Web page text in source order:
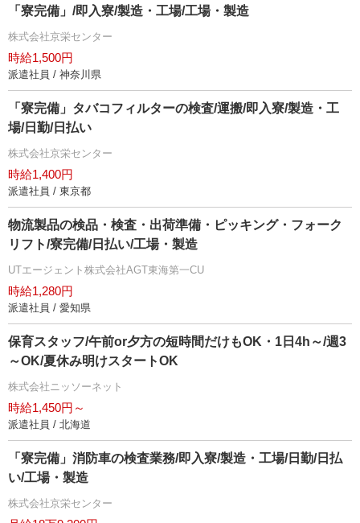
「寮完備」/即入寮/製造・工場/工場・製造
株式会社京栄センター
時給1,500円
派遣社員 / 神奈川県
「寮完備」タバコフィルターの検査/運搬/即入寮/製造・工
場/日勤/日払い
株式会社京栄センター
時給1,400円
派遣社員 / 東京都
物流製品の検品・検査・出荷準備・ピッキング・フォーク
リフト/寮完備/日払い/工場・製造
UTエージェント株式会社AGT東海第一CU
時給1,280円
派遣社員 / 愛知県
保育スタッフ/午前or夕方の短時間だけもOK・1日4h～/週3
～OK/夏休み明けスタートOK
株式会社ニッソーネット
時給1,450円～
派遣社員 / 北海道
「寮完備」消防車の検査業務/即入寮/製造・工場/日勤/日払
い/工場・製造
株式会社京栄センター